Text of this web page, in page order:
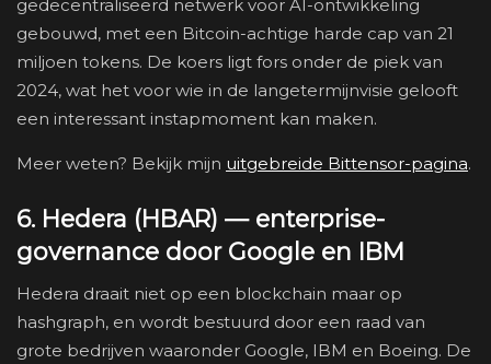
gedecentraliseerd netwerk voor AI-ontwikkeling
gebouwd, met een Bitcoin-achtige harde cap van 21
miljoen tokens. De koers ligt fors onder de piek van
2024, wat het voor wie in de langetermijnvisie gelooft
een interessant instapmoment kan maken.
Meer weten? Bekijk mijn uitgebreide Bittensor-pagina.
6. Hedera (HBAR) — enterprise-
governance door Google en IBM
Hedera draait niet op een blockchain maar op
hashgraph, en wordt bestuurd door een raad van
grote bedrijven waaronder Google, IBM en Boeing. De